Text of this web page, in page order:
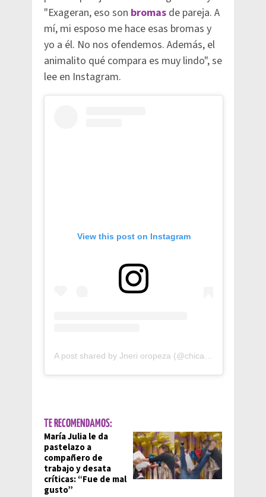
"Exageran, eso son bromas de pareja. A
mí, mi esposo me hace esas bromas y
yo a él. No nos ofendemos. Además, el
animalito qué compara es muy lindo", se
lee en Instagram.
View this post on Instagram
A post shared by Jneri oropeza (@chicapicosaa)
TE RECOMENDAMOS:
María Julia le da
pastelazo a
compañero de
trabajo y desata
críticas: “Fue de mal
gusto”